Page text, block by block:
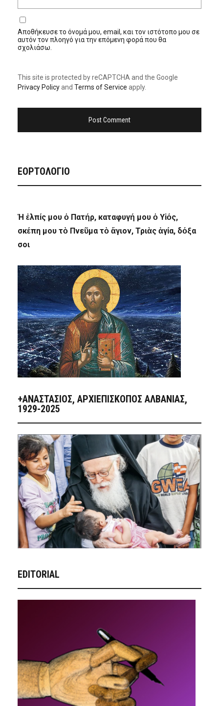
Αποθήκευσε το όνομά μου, email, και τον ιστότοπο μου σε
αυτόν τον πλοηγό για την επόμενη φορά που θα
σχολιάσω.
This site is protected by reCAPTCHA and the Google
Privacy Policyand Terms of Service apply.
ΕΟΡΤΟΛΟΓΙΟ
Ἡ ἐλπίς μου ὁ Πατήρ, καταφυγή μου ὁ Υἱός,
σκέπη μου τὸ Πνεῦμα τὸ ἅγιον, Τριὰς ἁγία, δόξα
σοι
+ΑΝΑΣΤΆΣΙΟΣ, ΑΡΧΙΕΠΊΣΚΟΠΟΣ ΑΛΒΑΝΊΑΣ,
1929-2025
EDITORIAL